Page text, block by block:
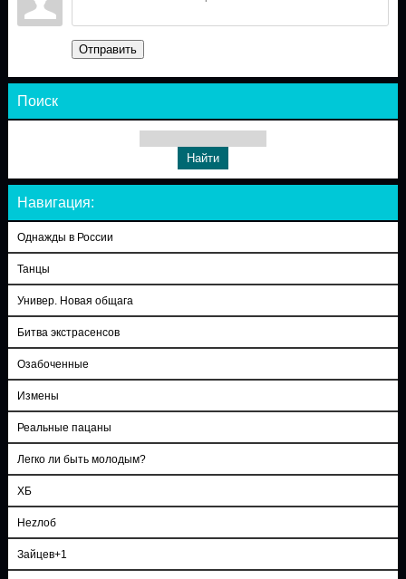
Отправить
Поиск
Навигация:
Однажды в России
Танцы
Универ. Новая общага
Битва экстрасенсов
Озабоченные
Измены
Реальные пацаны
Легко ли быть молодым?
ХБ
Неzлоб
Зайцев+1